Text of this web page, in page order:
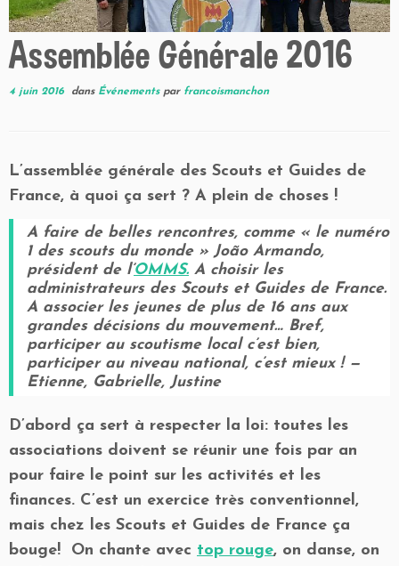
Assemblée Générale 2016
4 juin 2016 dans Événements par francoismanchon
L’assemblée générale des Scouts et Guides de
France, à quoi ça sert ? A plein de choses !
A faire de belles rencontres, comme « le numéro
1 des scouts du monde » João Armando,
président de l’OMMS. A choisir les
administrateurs des Scouts et Guides de France.
A associer les jeunes de plus de 16 ans aux
grandes décisions du mouvement… Bref,
participer au scoutisme local c’est bien,
participer au niveau national, c’est mieux ! —
Etienne, Gabrielle, Justine
D’abord ça sert à respecter la loi: toutes les
associations doivent se réunir une fois par an
pour faire le point sur les activités et les
finances. C’est un exercice très conventionnel,
mais chez les Scouts et Guides de France ça
bouge! On chante avec top rouge, on danse, on